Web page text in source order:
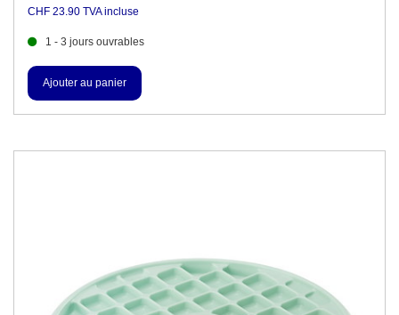
CHF 23.90 TVA incluse
1 - 3 jours ouvrables